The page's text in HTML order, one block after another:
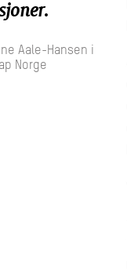
Aale-Hansen i
Norge